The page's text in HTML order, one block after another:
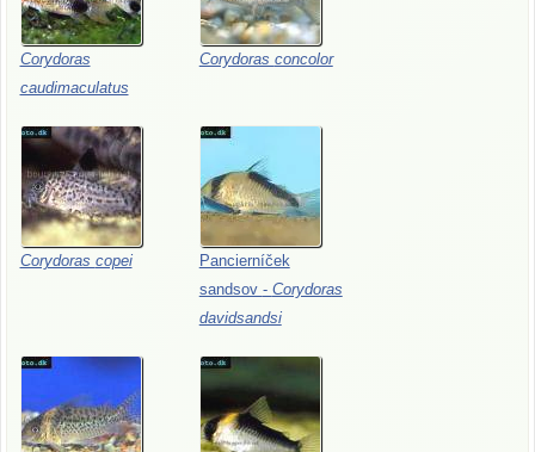
Corydoras
caudimaculatus
Corydoras concolor
Corydoras copei
Pancierníček
sandsov - Corydoras
davidsandsi